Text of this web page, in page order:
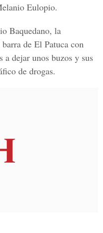
Eulopio.
Baquedano, la
de El Patuca con
dejar unos buzos y sus
de drogas.